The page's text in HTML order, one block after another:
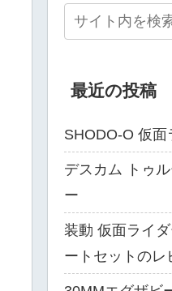
最近の投稿
SHODO-O 仮
デスカム トゥ
ー
装動 仮面ライ
ートセットのレ